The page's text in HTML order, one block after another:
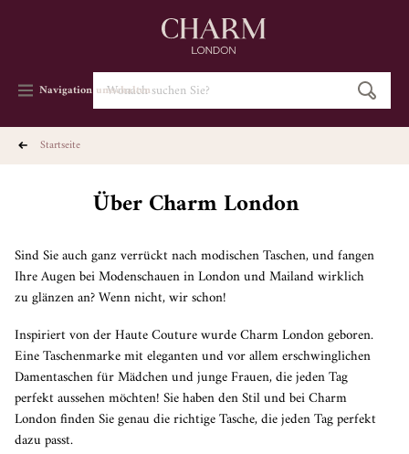
Navigation umschalten
startseite
Über Charm London
Sind Sie auch ganz verrückt nach modischen Taschen, und fangen
Ihre Augen bei Modenschauen in London und Mailand wirklich
zu glänzen an? Wenn nicht, wir schon!
Inspiriert von der Haute Couture wurde Charm London geboren.
Eine Taschenmarke mit eleganten und vor allem erschwinglichen
Damentaschen für Mädchen und junge Frauen, die jeden Tag
perfekt aussehen möchten! Sie haben den Stil und bei Charm
London finden Sie genau die richtige Tasche, die jeden Tag perfekt
dazu passt.